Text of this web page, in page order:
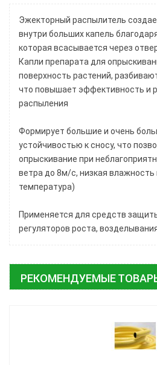
Эжекторный распылитель
внутри больших капель
которая всасывается через
Капли препарата для
поверхность растений,
что повышает эффективность и
распыления
Формирует большие и очень
устойчивостью к сносу, что
опрыскивание при
ветра до 8м/с, низкая влажность
температура)
Применяется для средств
регуляторов роста,
РЕКОМЕНДУЕМЫЕ